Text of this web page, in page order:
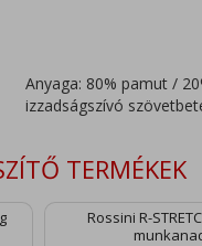
Anyaga: 80% pamut /
izzadságszívó
TERMÉKEK
Rossini R-